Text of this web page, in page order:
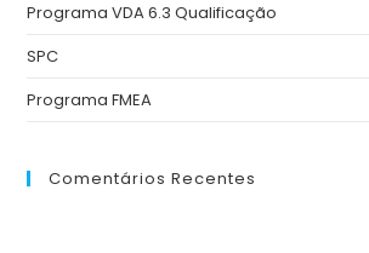
Programa VDA 6.3 Qualificação
SPC
Programa FMEA
Comentários Recentes